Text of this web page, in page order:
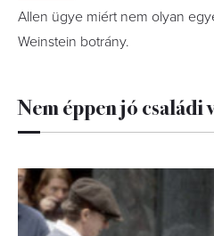
Allen ügye miért nem olyan
Weinstein botrány.
Nem éppen jó családi